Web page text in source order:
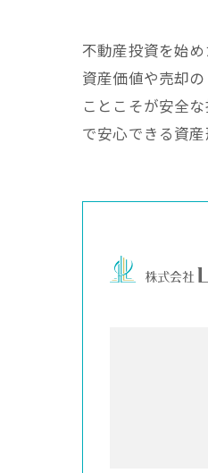
不動産投資を始
資産価値や売却
ことこそが安全
で安心できる資